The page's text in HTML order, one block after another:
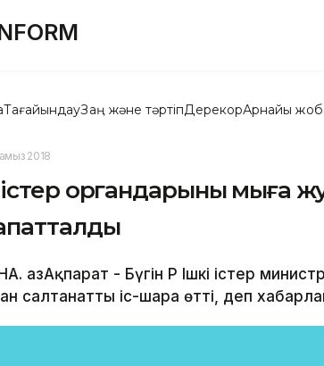
ТағайындауЗаң және тәртіпДерекқорАрнайы
2018
істер органдарының мыңға
ҚазАқпарат - Бүгін ҚР Ішкі істер
салтанатты іс-шара өтті, деп